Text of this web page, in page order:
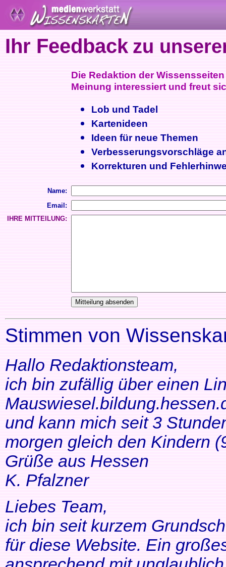
Ihr Feedback zu
Die Redaktion der
Meinung interessiert und freut
Lob und Tadel
Kartenideen
Ideen für neue Themen
Verbesserungsvorschläge
Korrekturen und
Name:
Email:
IHRE MITTEILUNG:
Stimmen von
Hallo Redaktionsteam,
ich bin zufällig über einen
und kann mich seit 3
morgen gleich den Kindern
Grüße aus Hessen
K. Pfalzner
Liebes Team,
ich bin seit kurzem
für diese Website. Ein